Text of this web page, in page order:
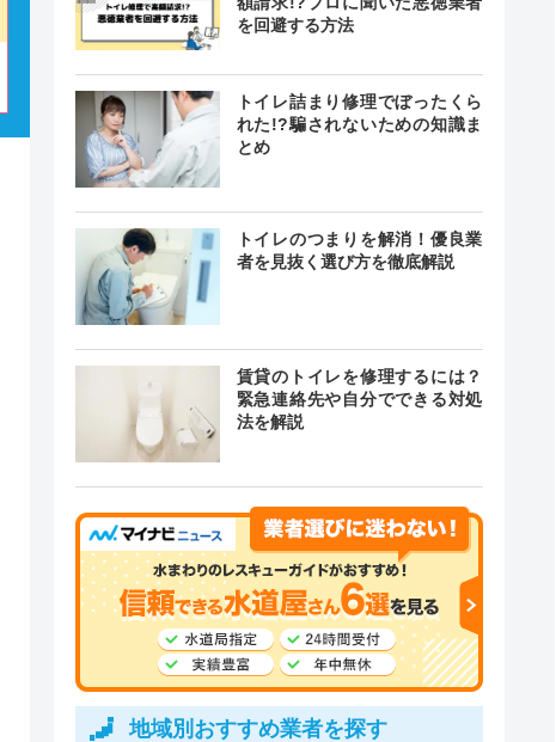
クチコミ
ー
2.4
（5件）
を回避する方法
トイレ詰まり修理でぼったくら
れた!?騙されないための知識ま
とめ
トイレのつまりを解消！優良業
者を見抜く選び方を徹底解説
賃貸のトイレを修理するには？
緊急連絡先や自分でできる対処
法を解説
地域別おすすめ業者を探す